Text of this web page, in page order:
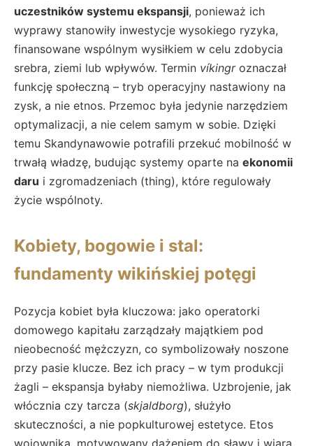
uczestników systemu ekspansji, ponieważ ich
wyprawy stanowiły inwestycje wysokiego ryzyka,
finansowane wspólnym wysiłkiem w celu zdobycia
srebra, ziemi lub wpływów. Termin víkingroznaczał
funkcję społeczną – tryb operacyjny nastawiony na
zysk, a nie etnos. Przemoc była jedynie narzędziem
optymalizacji, a nie celem samym w sobie. Dzięki
temu Skandynawowie potrafili przekuć mobilność w
trwałą władzę, budując systemy oparte na ekonomii
daru i zgromadzeniach (thing), które regulowały
życie wspólnoty.
Kobiety, bogowie i stal:
fundamenty wikińskiej potęgi
Pozycja kobiet była kluczowa: jako operatorki
domowego kapitału zarządzały majątkiem pod
nieobecność mężczyzn, co symbolizowały noszone
przy pasie klucze. Bez ich pracy – w tym produkcji
żagli – ekspansja byłaby niemożliwa. Uzbrojenie, jak
włócznia czy tarcza (skjaldborg), służyło
skuteczności, a nie popkulturowej estetyce. Etos
wojownika, motywowany dążeniem do sławy i wiarą